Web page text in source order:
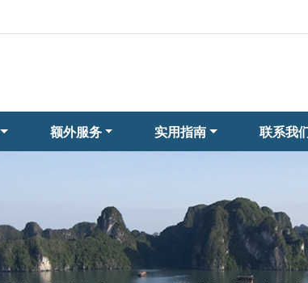
额外服务 实用指南 联系我